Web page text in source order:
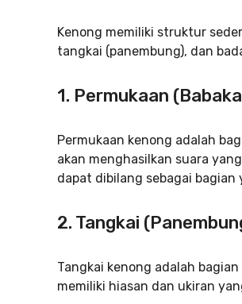
Kenong memiliki struktur
tangkai (panembung), dan
1. Permukaan
Permukaan kenong adalah
akan menghasilkan suara
dapat dibilang sebagai
2. Tangkai
Tangkai kenong adalah
memiliki hiasan dan ukiran